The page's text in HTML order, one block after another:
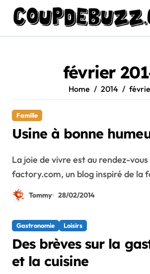
content
février
Home 2014
Famille
Usine à bonne
La joie de vivre est au rendez-vous sur family-
factory.com, un blog inspiré de la
Tommy 28/02/2014
Gastronomie Loisirs
Des brèves sur la
et la cuisine